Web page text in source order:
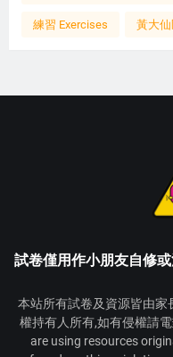
練習 Exercises 黃大
試卷僅用作小朋友自修
本站所有試卷及資源皆由家
權持有人所有,如有侵權請
are using resources